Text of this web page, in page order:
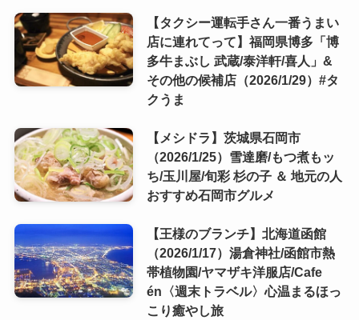
【タクシー運転手さん一番うまい
店に連れてって】福岡県博多「博
多牛まぶし 武蔵/泰洋軒/喜人」&
その他の候補店（2026/1/29）#タ
クうま
【メシドラ】茨城県石岡市
（2026/1/25）雪達磨/もつ煮もッ
ち/玉川屋/旬彩 杉の子 ＆ 地元の人
おすすめ石岡市グルメ
【王様のブランチ】北海道函館
（2026/1/17）湯倉神社/函館市熱
帯植物園/ヤマザキ洋服店/Cafe
én〈週末トラベル〉心温まるほっ
こり癒やし旅